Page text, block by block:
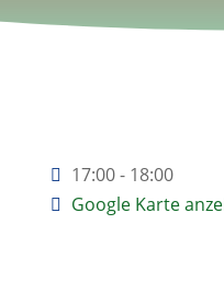
17:00 - 18:00
Google Karte